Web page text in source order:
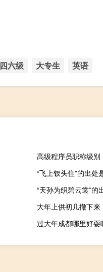
四六级 大专生 英语
高级程序员职称级别
“飞上钗头住”的出处
“天孙为织碧云裳”的
大年上供初几撤下来
过大年成都哪里好耍